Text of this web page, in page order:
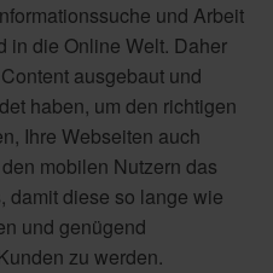
und Arbeit
in die Online Welt. Daher
ausgebaut und
haben, um den richtigen
Ihre Webseiten auch
mobilen Nutzern das
damit diese so lange wie
und genügend
zu werden.